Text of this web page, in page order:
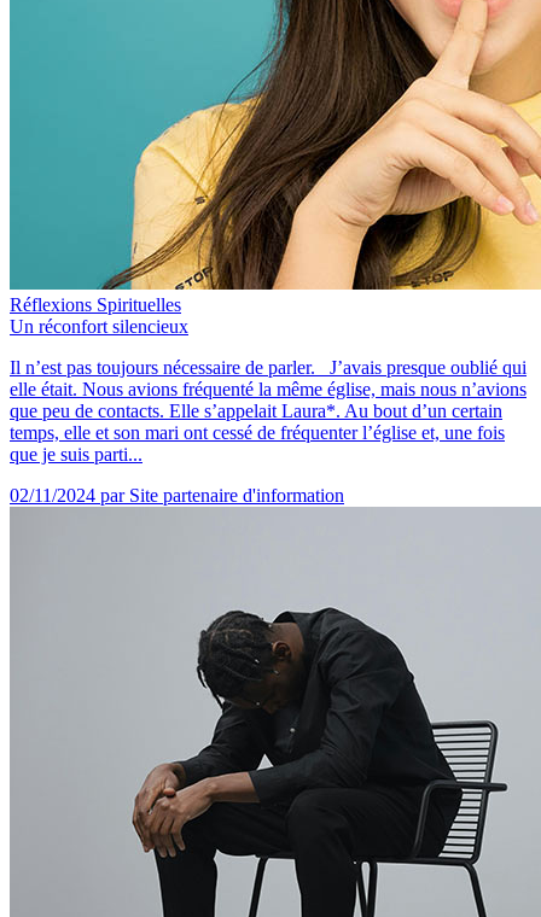
Réflexions Spirituelles
Un réconfort silencieux
Il n’est pas toujours nécessaire de parler. J’avais presque oublié qui
elle était. Nous avions fréquenté la même église, mais nous n’avions
que peu de contacts. Elle s’appelait Laura*. Au bout d’un certain
temps, elle et son mari ont cessé de fréquenter l’église et, une fois
que je suis parti...
02/11/2024 par Site partenaire d'information